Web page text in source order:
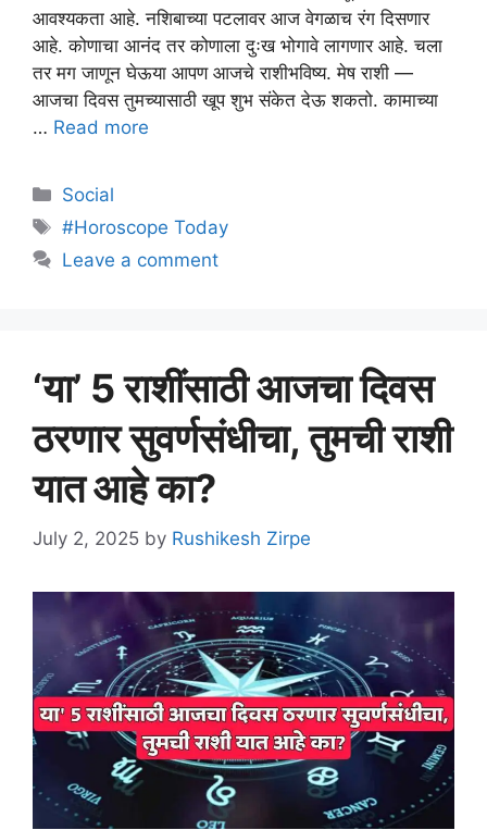
आवश्यकता आहे. नशिबाच्या पटलावर आज वेगळाच रंग दिसणार
आहे. कोणाचा आनंद तर कोणाला दुःख भोगावे लागणार आहे. चला
तर मग जाणून घेऊया आपण आजचे राशीभविष्य. मेष राशी —
आजचा दिवस तुमच्यासाठी खूप शुभ संकेत देऊ शकतो. कामाच्या
… Read more
Categories
Social
Tags
#Horoscope Today
Leave a comment
‘या’ 5 राशींसाठी आजचा दिवस
ठरणार सुवर्णसंधीचा, तुमची राशी
यात आहे का?
July 2, 2025 by Rushikesh Zirpe